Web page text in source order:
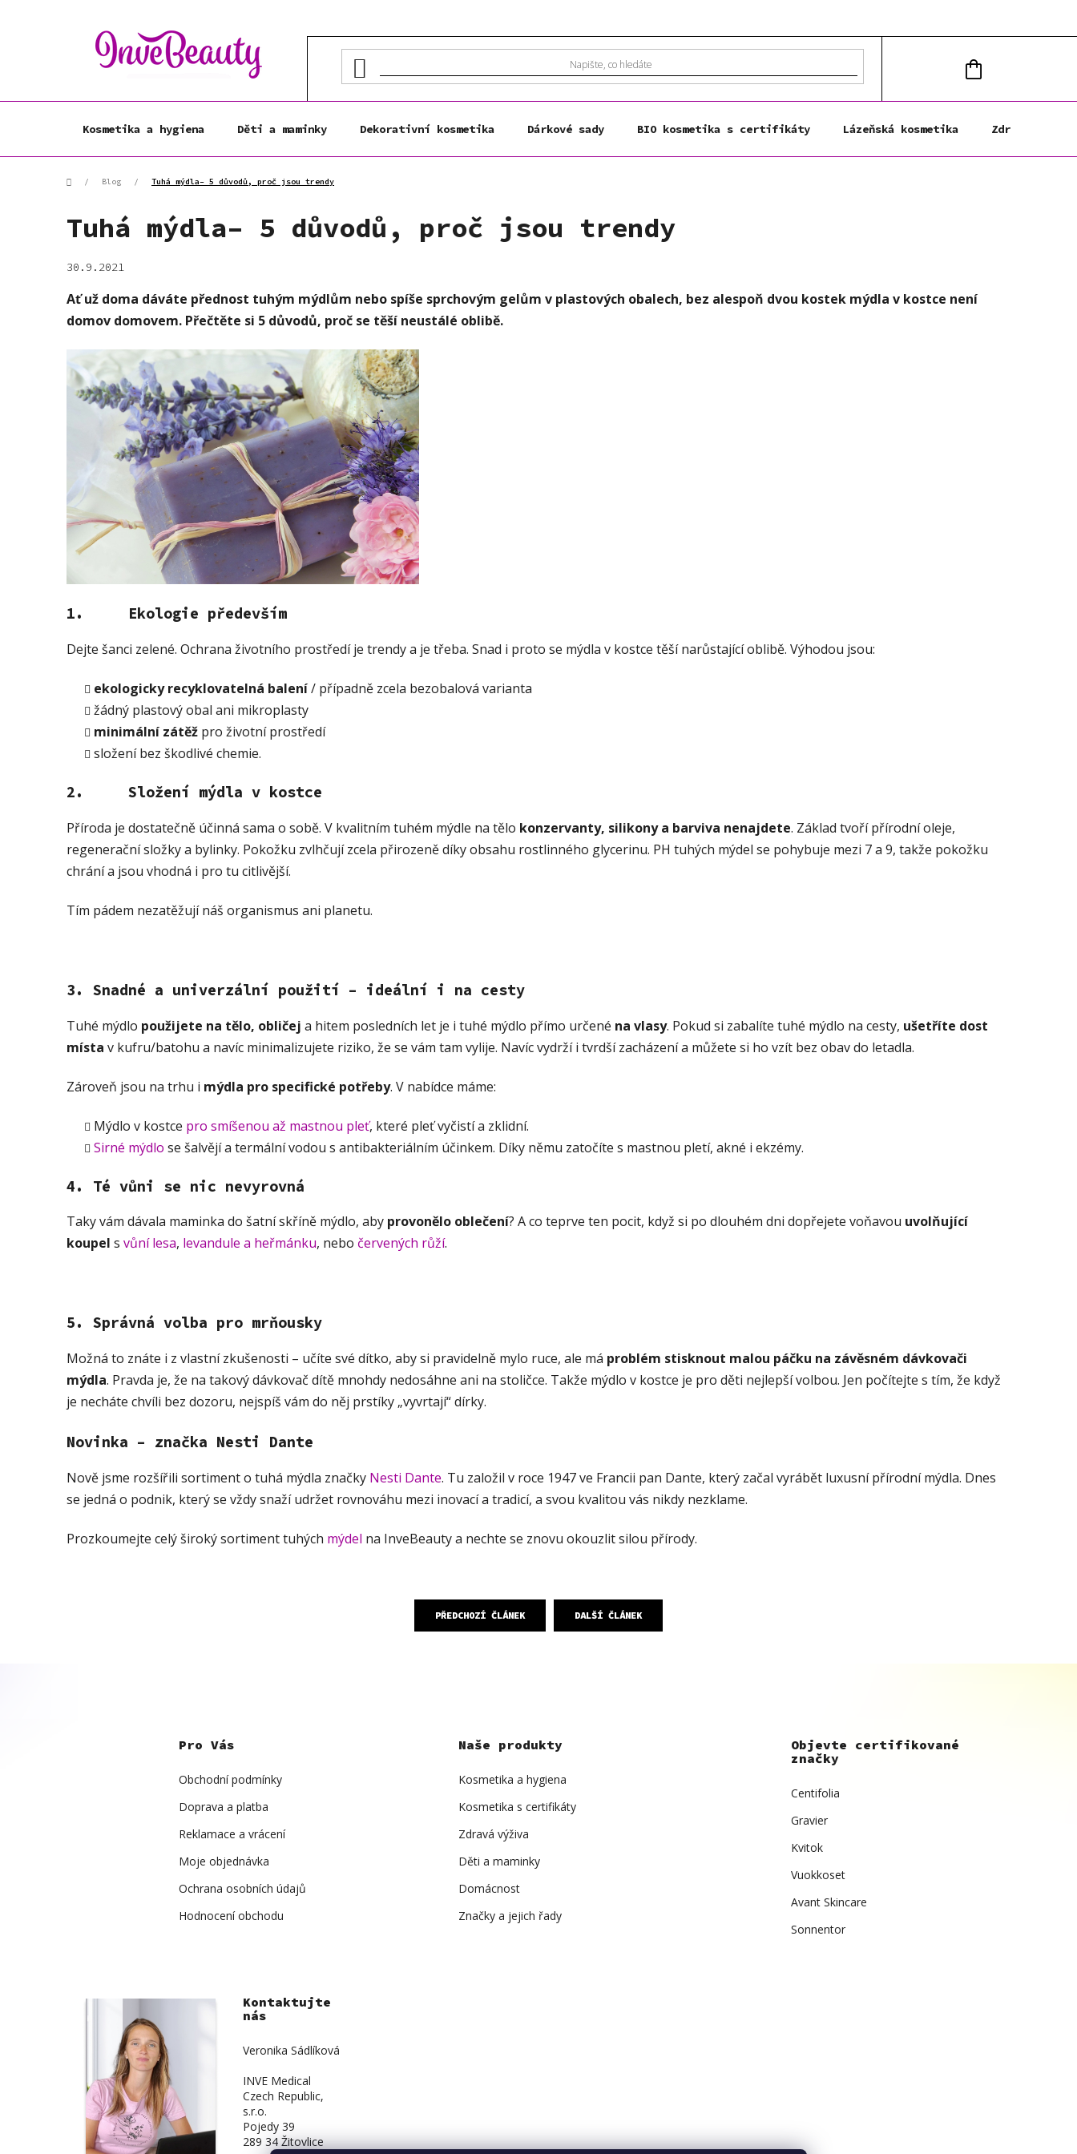
KOŠÍK
Kosmetika a hygiena Děti a maminky Dekorativní kosmetika Dárkové sady BIO kosmetika s certifikáty Lázeňská kosmetika Zdravá výživa
Domů/ Blog / Tuhá mýdla– 5 důvodů, proč jsou trendy
Tuhá mýdla– 5 důvodů, proč jsou trendy
30.9.2021
Ať už doma dáváte přednost tuhým mýdlům nebo spíše sprchovým gelům v plastových obalech, bez alespoň dvou kostek mýdla v kostce není
domov domovem. Přečtěte si 5 důvodů, proč se těší neustálé oblibě.
1. Ekologie především
Dejte šanci zelené. Ochrana životního prostředí je trendy a je třeba. Snad i proto se mýdla v kostce těší narůstající oblibě. Výhodou jsou:
ekologicky recyklovatelná balení/ případně zcela bezobalová varianta
žádný plastový obal ani mikroplasty
minimální zátěž pro životní prostředí
složení bez škodlivé chemie.
2. Složení mýdla v kostce
Příroda je dostatečně účinná sama o sobě. V kvalitním tuhém mýdle na tělo konzervanty, silikony a barviva nenajdete. Základ tvoří přírodní oleje,
regenerační složky a bylinky. Pokožku zvlhčují zcela přirozeně díky obsahu rostlinného glycerinu. PH tuhých mýdel se pohybuje mezi 7 a 9, takže pokožku
chrání a jsou vhodná i pro tu citlivější.
Tím pádem nezatěžují náš organismus ani planetu.
3. Snadné a univerzální použití – ideální i na cesty
Tuhé mýdlo použijete na tělo, obličej a hitem posledních let je i tuhé mýdlo přímo určené na vlasy. Pokud si zabalíte tuhé mýdlo na cesty, ušetříte dost
místa v kufru/batohu a navíc minimalizujete riziko, že se vám tam vylije. Navíc vydrží i tvrdší zacházení a můžete si ho vzít bez obav do letadla.
Zároveň jsou na trhu i mýdla pro specifické potřeby. V nabídce máme:
Mýdlo v kostce pro smíšenou až mastnou pleť, které pleť vyčistí a zklidní.
Sirné mýdlo se šalvějí a termální vodou s antibakteriálním účinkem. Díky němu zatočíte s mastnou pletí, akné i ekzémy.
4. Té vůni se nic nevyrovná
Taky vám dávala maminka do šatní skříně mýdlo, aby provonělo oblečení? A co teprve ten pocit, když si po dlouhém dni dopřejete voňavou uvolňující
koupel s vůní lesa, levandule a heřmánku, nebo červených růží.
5. Správná volba pro mrňousky
Možná to znáte i z vlastní zkušenosti – učíte své dítko, aby si pravidelně mylo ruce, ale má problém stisknout malou páčku na závěsném dávkovači
mýdla. Pravda je, že na takový dávkovač dítě mnohdy nedosáhne ani na stoličce. Takže mýdlo v kostce je pro děti nejlepší volbou. Jen počítejte s tím, že když
je necháte chvíli bez dozoru, nejspíš vám do něj prstíky „vyvrtají“ dírky.
Novinka – značka Nesti Dante
Nově jsme rozšířili sortiment o tuhá mýdla značky Nesti Dante. Tu založil v roce 1947 ve Francii pan Dante, který začal vyrábět luxusní přírodní mýdla. Dnes
se jedná o podnik, který se vždy snaží udržet rovnováhu mezi inovací a tradicí, a svou kvalitou vás nikdy nezklame.
Prozkoumejte celý široký sortiment tuhých mýdel na InveBeauty a nechte se znovu okouzlit silou přírody.
PŘEDCHOZÍ ČLÁNEK DALŠÍ ČLÁNEK
Pro Vás
Obchodní podmínky
Doprava a platba
Reklamace a vrácení
Moje objednávka
Ochrana osobních údajů
Hodnocení obchodu
Naše produkty
Kosmetika a hygiena
Kosmetika s certifikáty
Zdravá výživa
Děti a maminky
Domácnost
Značky a jejich řady
Objevte certifikované
značky
Centifolia
Gravier
Kvitok
Vuokkoset
Avant Skincare
Sonnentor
Kontaktujte
nás
Veronika Sádlíková
INVE Medical
Czech Republic,
s.r.o.
Pojedy 39
289 34 Žitovlice